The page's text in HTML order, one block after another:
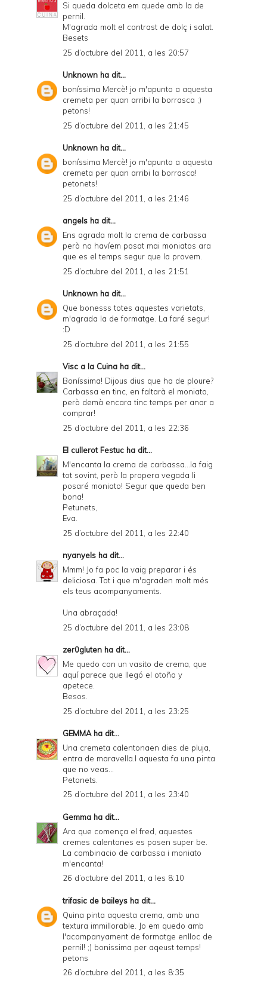
Si queda dolceta em quede amb la de
pernil.
M'agrada molt el contrast de dolç i salat.
Besets
25 d’octubre del 2011, a les 20:57
Unknown ha dit...
boníssima Mercè! jo m'apunto a aquesta
cremeta per quan arribi la borrasca ;)
petons!
25 d’octubre del 2011, a les 21:45
Unknown ha dit...
boníssima Mercè! jo m'apunto a aquesta
cremeta per quan arribi la borrasca!
petonets!
25 d’octubre del 2011, a les 21:46
angels ha dit...
Ens agrada molt la crema de carbassa
però no havíem posat mai moniatos ara
que es el temps segur que la provem.
25 d’octubre del 2011, a les 21:51
Unknown ha dit...
Que bonesss totes aquestes varietats,
m'agrada la de formatge. La faré segur!
:D
25 d’octubre del 2011, a les 21:55
Visc a la Cuina ha dit...
Boníssima! Dijous dius que ha de ploure?
Carbassa en tinc, en faltarà el moniato,
però demà encara tinc temps per anar a
comprar!
25 d’octubre del 2011, a les 22:36
El cullerot Festuc ha dit...
M'encanta la crema de carbassa...la faig
tot sovint, però la propera vegada li
posaré moniato! Segur que queda ben
bona!
Petunets,
Eva.
25 d’octubre del 2011, a les 22:40
nyanyels ha dit...
Mmm! Jo fa poc la vaig preparar i és
deliciosa. Tot i que m'agraden molt més
els teus acompanyaments.
Una abraçada!
25 d’octubre del 2011, a les 23:08
zer0gluten ha dit...
Me quedo con un vasito de crema, que
aquí parece que llegó el otoño y
apetece.
Besos.
25 d’octubre del 2011, a les 23:25
GEMMAha dit...
Una cremeta calentonaen dies de pluja,
entra de maravella.I aquesta fa una pinta
que no veas...
Petonets.
25 d’octubre del 2011, a les 23:40
Gemma ha dit...
Ara que comença el fred, aquestes
cremes calentones es posen super be.
La combinacio de carbassa i moniato
m'encanta!
26 d’octubre del 2011, a les 8:10
trifasic de baileys ha dit...
Quina pinta aquesta crema, amb una
textura immillorable. Jo em quedo amb
l'acompanyament de formatge enlloc de
pernil! ;) bonissima per aqeust temps!
petons
26 d’octubre del 2011, a les 8:35